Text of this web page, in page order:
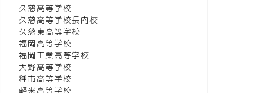
久慈高等学校
久慈高等学校長内校
久慈東高等学校
福岡高等学校
福岡工業高等学校
大野高等学校
種市高等学校
軽米高等学校